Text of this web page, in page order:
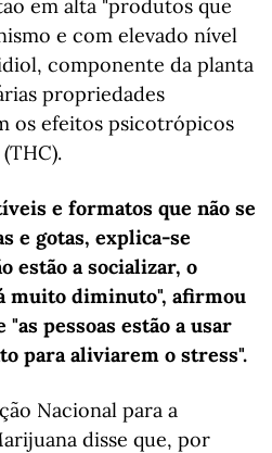
em alta "produtos que
e com elevado nível
componente da planta
propriedades
os efeitos psicotrópicos
e formatos que não se
e gotas, explica-se
estão a socializar, o
muito diminuto", afirmou
pessoas estão a usar
para aliviarem o stress".
Nacional para a
disse que, por